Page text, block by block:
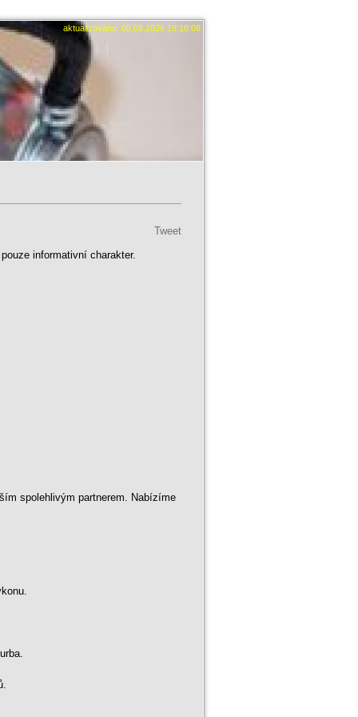
aktualizováno: 05.08.2026 19:18:08
Tweet
informativní charakter.
spolehlivým partnerem. Nabízíme